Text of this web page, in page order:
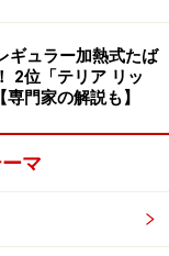
の心配もない。
ドスロットも内
ー・ライターと
をご確認くださ
ギュラー加熱式たば
2位「テリア リッ
門家の解説も】
マ